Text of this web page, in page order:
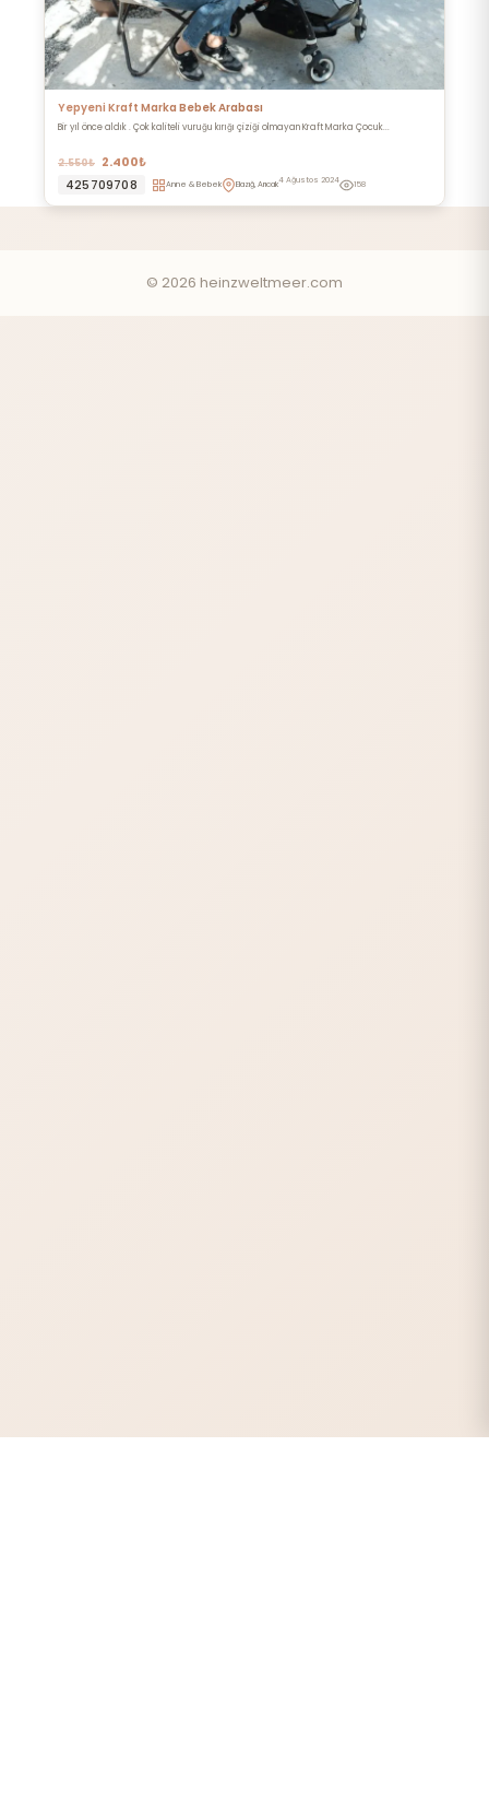
Yepyeni Kraft Marka Bebek Arabası
Bir yıl önce aldık . Çok kaliteli vuruğu kırığı çiziği olmayan Kraft Marka Çocuk...
2.550₺ 2.400₺
425709708
Anne & Bebek Elazığ, Arıcak4 Ağustos 2024 158
© 2026 heinzweltmeer.com